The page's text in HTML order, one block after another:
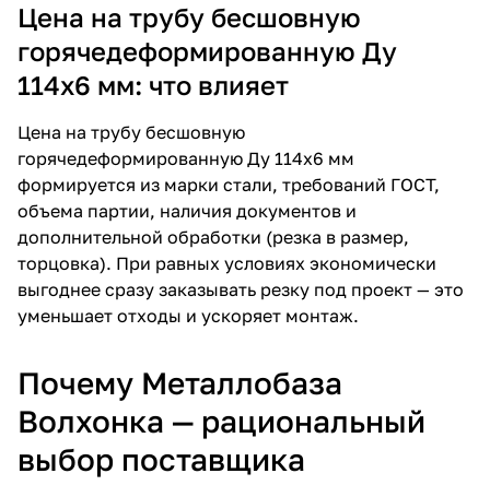
Цена на трубу бесшовную
горячедеформированную Ду
114х6 мм: что влияет
Цена на трубу бесшовную
горячедеформированную Ду 114х6 мм
формируется из марки стали, требований ГОСТ,
объема партии, наличия документов и
дополнительной обработки (резка в размер,
торцовка). При равных условиях экономически
выгоднее сразу заказывать резку под проект — это
уменьшает отходы и ускоряет монтаж.
Почему Металлобаза
Волхонка — рациональный
выбор поставщика